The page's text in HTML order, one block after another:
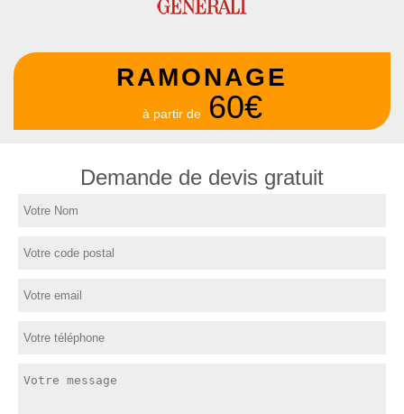
RAMONAGE
à partir de 60€
Demande de devis gratuit